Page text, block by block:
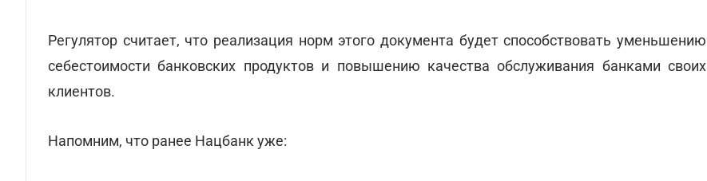
Регулятор считает, что реализация норм этого документа будет способствовать уменьшению
себестоимости банковских продуктов и повышению качества обслуживания банками своих
клиентов.
Напомним, что ранее Нацбанк уже: